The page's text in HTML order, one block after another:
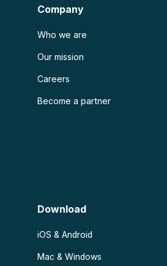
Company
Who we are
Our mission
Careers
Become a partner
Download
iOS & Android
Mac & Windows